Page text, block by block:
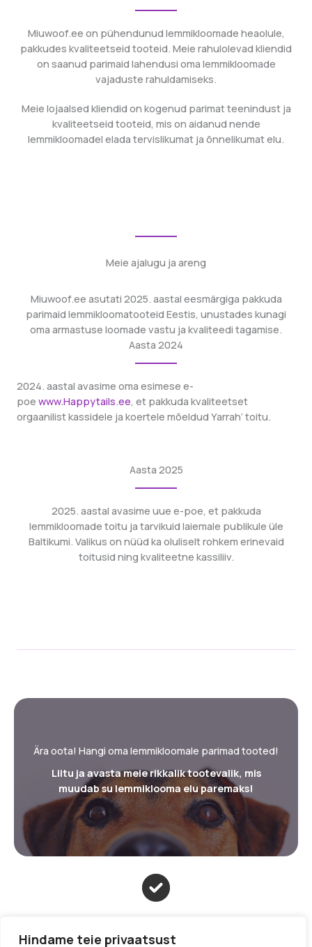
Hindame teie privaatsust
Miuwoof.ee on pühendunud lemmikloomade heaolule,
pakkudes kvaliteetseid tooteid. Meie rahulolevad kliendid
on saanud parimaid lahendusi oma lemmikloomade
vajaduste rahuldamiseks.
Meie lojaalsed kliendid on kogenud parimat teenindust ja
kvaliteetseid tooteid, mis on aidanud nende
lemmikloomadel elada tervislikumat ja õnnelikumat elu.
Meie ajalugu ja areng
Miuwoof.ee asutati 2025. aastal eesmärgiga pakkuda
parimaid lemmikloomatooteid Eestis, unustades kunagi
oma armastuse loomade vastu ja kvaliteedi tagamise.
Aasta 2024
2024. aastal avasime oma esimese e-
poe www.Happytails.ee, et pakkuda kvaliteetset
orgaanilist kassidele ja koertele mõeldud Yarrah’ toitu.
Aasta 2025
2025. aastal avasime uue e-poe, et pakkuda
lemmikloomade toitu ja tarvikuid laiemale publikule üle
Baltikumi. Valikus on nüüd ka oluliselt rohkem erinevaid
toitusid ning kvaliteetne kassiliiv.
Ära oota! Hangi oma lemmikloomale parimad tooted!
Liitu ja avasta meie rikkalik tootevalik, mis
muudab su lemmiklooma elu paremaks!